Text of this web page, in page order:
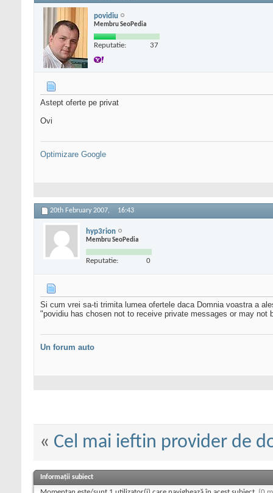
povidiu
Membru SeoPedia
Reputatie: 37
Astept oferte pe privat
Ovi
Optimizare Google
20th February 2007, 16:43
hyp3rion
Membru SeoPedia
Reputatie: 0
Si cum vrei sa-ti trimita lumea ofertele daca Domnia voastra a
"povidiu has chosen not to receive private messages or may not
Un forum auto
« Cel mai ieftin provider de
Informații subiect